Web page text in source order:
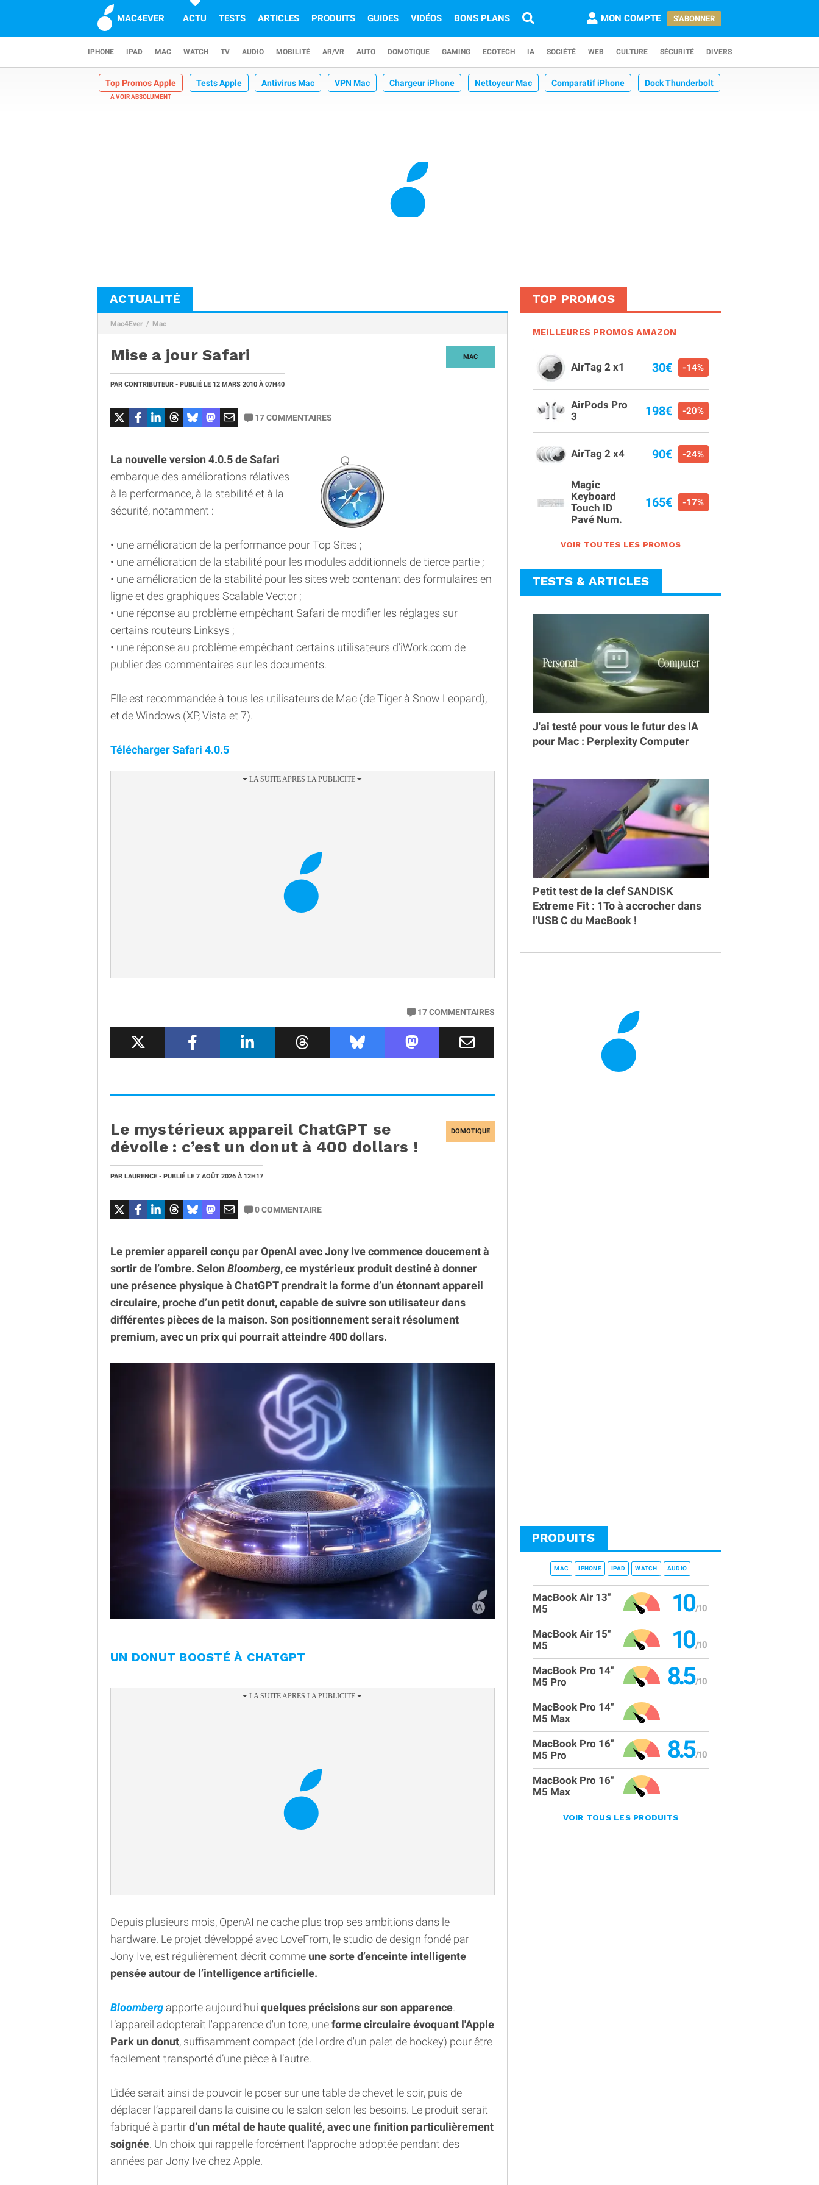
MAC4EVER ACTU TESTS ARTICLES PRODUITS GUIDES VIDÉOS BONS PLANS MON COMPTE S'ABONNER
IPHONE IPAD MAC WATCH TV AUDIO MOBILITÉ AR/VR AUTO DOMOTIQUE GAMING ECOTECH IA SOCIÉTÉ WEB CULTURE SÉCURITÉ DIVERS
Top Promos Apple Tests Apple Antivirus Mac VPN Mac Chargeur iPhone Nettoyeur Mac Comparatif iPhone Dock Thunderbolt
ACTUALITÉ
Mac4Ever Mac
MAC
Mise a jour Safari
PAR CONTRIBUTEUR - PUBLIÉ LE 12 MARS 2010 À 07H40
17COMMENTAIRES
La nouvelle version 4.0.5 de Safari
embarque des améliorations rélatives
à la performance, à la stabilité et à la
sécurité, notamment :
• une amélioration de la performance pour Top Sites ;
• une amélioration de la stabilité pour les modules additionnels de tierce partie ;
• une amélioration de la stabilité pour les sites web contenant des formulaires en
ligne et des graphiques Scalable Vector ;
• une réponse au problème empêchant Safari de modifier les réglages sur
certains routeurs Linksys ;
• une réponse au problème empêchant certains utilisateurs d’iWork.com de
publier des commentaires sur les documents.
Elle est recommandée à tous les utilisateurs de Mac (de Tiger à Snow Leopard),
et de Windows (XP, Vista et 7).
Télécharger Safari 4.0.5
17COMMENTAIRES
DOMOTIQUE
Le mystérieux appareil ChatGPT se
dévoile : c’est un donut à 400 dollars !
PAR LAURENCE - PUBLIÉ LE 7 AOÛT 2026 À 12H17
0COMMENTAIRE
Le premier appareil conçu par OpenAI avec Jony Ive commence doucement à
sortir de l’ombre. Selon Bloomberg, ce mystérieux produit destiné à donner
une présence physique à ChatGPT prendrait la forme d’un étonnant appareil
circulaire, proche d’un petit donut, capable de suivre son utilisateur dans
différentes pièces de la maison. Son positionnement serait résolument
premium, avec un prix qui pourrait atteindre 400 dollars.
UN DONUT BOOSTÉ À CHATGPT
Depuis plusieurs mois, OpenAI ne cache plus trop ses ambitions dans le
hardware. Le projet développé avec LoveFrom, le studio de design fondé par
Jony Ive, est régulièrement décrit comme une sorte d’enceinte intelligente
pensée autour de l’intelligence artificielle.
Bloomberg apporte aujourd’hui quelques précisions sur son apparence.
L’appareil adopterait l'apparence d'un tore, uneforme circulaire évoquantl'Apple
Park un donut, suffisamment compact (de l'ordre d'un palet de hockey) pour être
facilement transporté d’une pièce à l’autre.
L’idée serait ainsi de pouvoir le poser sur une table de chevet le soir, puis de
déplacer l’appareil dans la cuisine ou le salon selon les besoins. Le produit serait
fabriqué à partird’un métal de haute qualité, avec une finition particulièrement
soignée. Un choix qui rappelle forcément l’approche adoptée pendant des
années par Jony Ive chez Apple.
TOP PROMOS
MEILLEURES PROMOS AMAZON
AirTag 2 x1 30€ -14%
AirPods Pro
3
198€ -20%
AirTag 2 x4 90€ -24%
Magic
Keyboard
Touch ID
Pavé Num.
165€ -17%
VOIR TOUTES LES PROMOS
TESTS & ARTICLES
J'ai testé pour vous le futur des IA
pour Mac : Perplexity Computer
Petit test de la clef SANDISK
Extreme Fit : 1To à accrocher dans
l'USB C du MacBook !
PRODUITS
MAC IPHONE IPAD WATCH AUDIO
MacBook Air 13"
M5
10
MacBook Air 15"
M5
10
MacBook Pro 14"
M5 Pro
8.5
MacBook Pro 14"
M5 Max
MacBook Pro 16"
M5 Pro
8.5
MacBook Pro 16"
M5 Max
VOIR TOUS LES PRODUITS